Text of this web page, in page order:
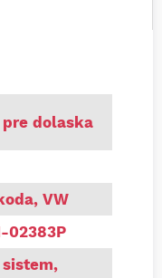
Seat Ibiza III
dolaska
VW
02383P
,